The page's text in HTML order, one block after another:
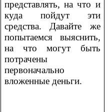
представлять, на что и
куда пойдут эти
средства. Давайте же
попытаемся выяснить,
на что могут быть
потрачены
первоначально
вложенные деньги.